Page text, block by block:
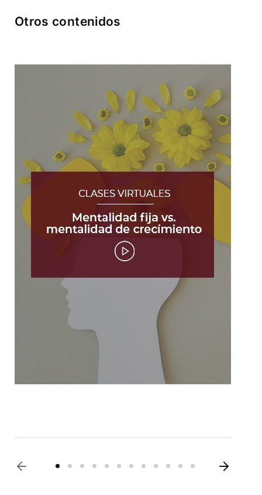
Otros contenidos